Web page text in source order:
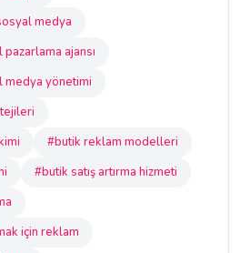
medya
ajansı
medya yönetimi
#butik reklam modelleri
#butik satış artırma hizmeti
için reklam